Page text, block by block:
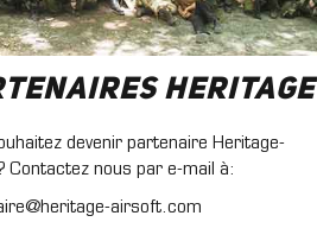
Heritage
devenir partenaire Heritage-
Contactez nous par e-mail à:
airsoft.com